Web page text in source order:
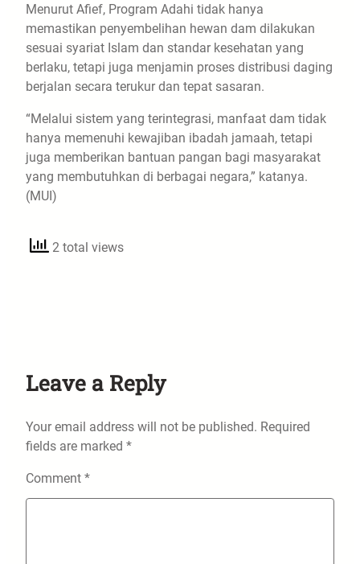
Menurut Afief, Program Adahi tidak hanya
memastikan penyembelihan hewan dam dilakukan
sesuai syariat Islam dan standar kesehatan yang
berlaku, tetapi juga menjamin proses distribusi daging
berjalan secara terukur dan tepat sasaran.
“Melalui sistem yang terintegrasi, manfaat dam tidak
hanya memenuhi kewajiban ibadah jamaah, tetapi
juga memberikan bantuan pangan bagi masyarakat
yang membutuhkan di berbagai negara,” katanya.
(MUI)
2 total views
Leave a Reply
Your email address will not be published. Required
fields are marked *
Comment *